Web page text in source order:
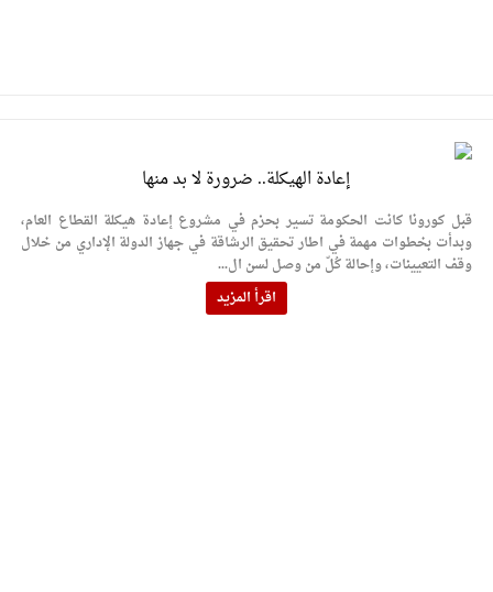
إعادة الهيكلة.. ضرورة لا بد منها
قبل كورونا كانت الحكومة تسير بحزم في مشروع إعادة هيكلة القطاع العام،
وبدأت بخطوات مهمة في اطار تحقيق الرشاقة في جهاز الدولة الإداري من خلال
وقف التعيينات، وإحالة كُلّ من وصل لسن ال...
اقرأ المزيد